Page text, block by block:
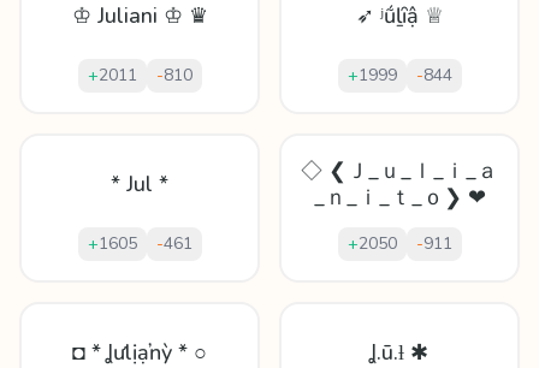
♔ Juliani ♔ ♛
+2011 -810
➶ ʲṹḻȋậ ♕
+1999 -844
* Jul *
+1605 -461
◇ ❮Ｊ_ｕ_ｌ_ｉ_ａ
_ｎ_ｉ_ｔ_ｏ❯ ❤
+2050 -911
◘ * Ʝưlịạŉỳ * ○ Ʝ.ū.ƚ ✱